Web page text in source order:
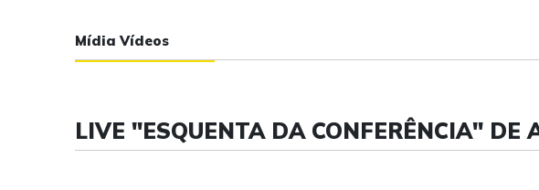
Mídia Vídeos
LIVE "ESQUENTA DA CONFERÊNCIA" DE